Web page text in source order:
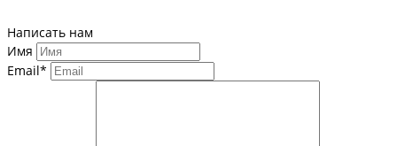
Написать нам
Имя
Email*